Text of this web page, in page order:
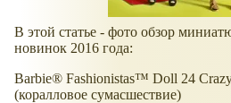
В этой статье - фото обзор
новинок 2016 года:
Barbie® Fashionistas™ Doll 24
(коралловое сумасшествие)